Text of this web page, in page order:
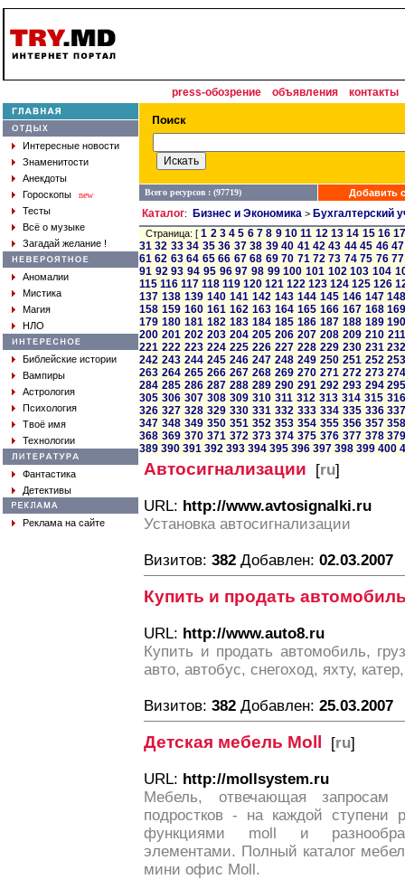
press-обозрение объявления контакты
Интересные новости
Знаменитости
Анекдоты
Гороскопы
new
Тесты
Всё о музыке
Загадай желание !
Аномалии
Мистика
Магия
НЛО
Библейские истории
Вампиры
Астрология
Психология
Твоё имя
Технологии
Фантастика
Детективы
Реклама на сайте
Всего ресурсов : (97719) Добавить
Каталог: Бизнес и Экономика > Бухгалтерский
Страница: [1 2 3 4 5 6 7 8 9 10 11 12 13 14 15 16
31 32 33 34 35 36 37 38 39 40 41 42 43 44 45 46 47
61 62 63 64 65 66 67 68 69 70 71 72 73 74 75 76 77
91 92 93 94 95 96 97 98 99 100 101 102 103 104
115 116 117 118 119 120 121 122 123 124 125 126
137 138 139 140 141 142 143 144 145 146 147
158 159 160 161 162 163 164 165 166 167 168
179 180 181 182 183 184 185 186 187 188 189
200 201 202 203 204 205 206 207 208 209 210 211
221 222 223 224 225 226 227 228 229 230 231
242 243 244 245 246 247 248 249 250 251 252
263 264 265 266 267 268 269 270 271 272 273
284 285 286 287 288 289 290 291 292 293 294
305 306 307 308 309 310 311 312 313 314 315 316
326 327 328 329 330 331 332 333 334 335 336
347 348 349 350 351 352 353 354 355 356 357
368 369 370 371 372 373 374 375 376 377 378
389 390 391 392 393 394 395 396 397 398 399 400
Автосигнализации [ru]
URL: http://www.avtosignalki.ru
Установка автосигнализации
Визитов: 382 Добавлен: 02.03.2007
Купить и продать
URL: http://www.auto8.ru
Купить и продать автомобиль,
авто, автобус, снегоход, яхту,
Визитов: 382 Добавлен: 25.03.2007
Детская мебель Moll [ru]
URL: http://mollsystem.ru
Мебель, отвечающая
подростков - на каждой ступени
функциями moll и
элементами. Полный каталог
мини офис Moll.